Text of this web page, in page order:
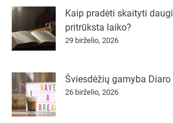
Kaip pradėti skaityti
pritrūksta laiko?
29 birželio, 2026
Šviesdėžių gamyba
26 birželio, 2026